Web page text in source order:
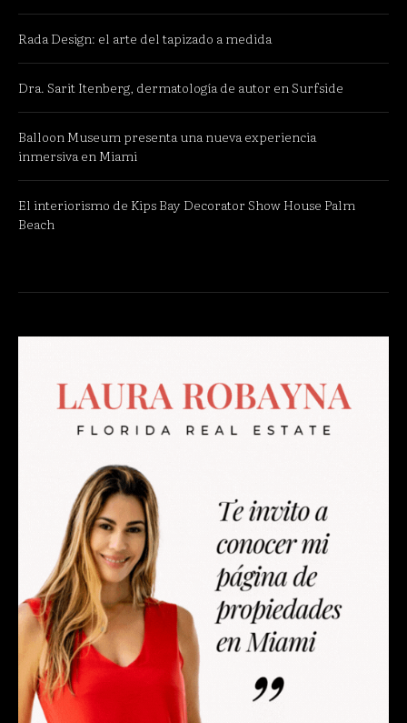
Rada Design: el arte del tapizado a medida
Dra. Sarit Itenberg, dermatología de autor en Surfside
Balloon Museum presenta una nueva experiencia
inmersiva en Miami
El interiorismo de Kips Bay Decorator Show House Palm
Beach